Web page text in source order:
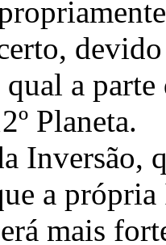
qual a
Planeta.
Inversão,
a
mais